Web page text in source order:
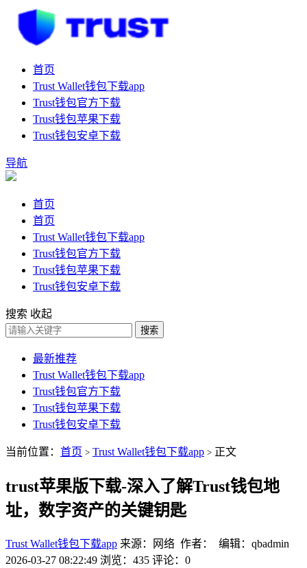
首页
Trust Wallet钱包下载app
Trust钱包官方下载
Trust钱包苹果下载
Trust钱包安卓下载
导航
首页
首页
Trust Wallet钱包下载app
Trust钱包官方下载
Trust钱包苹果下载
Trust钱包安卓下载
搜索 收起
搜索
最新推荐
Trust Wallet钱包下载app
Trust钱包官方下载
Trust钱包苹果下载
Trust钱包安卓下载
当前位置： 首页 > Trust Wallet钱包下载app > 正文
trust苹果版下载-深入了解Trust钱包地
址，数字资产的关键钥匙
Trust Wallet钱包下载app 来源：网络 作者： 编辑：qbadmin
2026-03-27 08:22:49 浏览：435 评论：0